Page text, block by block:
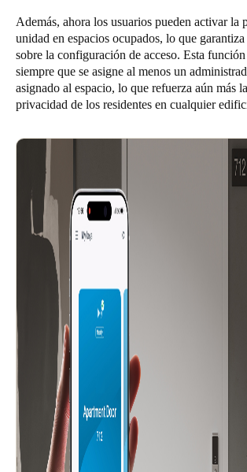
Además, ahora los usuarios pueden activar la
unidad en espacios ocupados, lo que
sobre la configuración de acceso. Esta
siempre que se asigne al menos un
asignado al espacio, lo que refuerza aún más
privacidad de los residentes en cualquier